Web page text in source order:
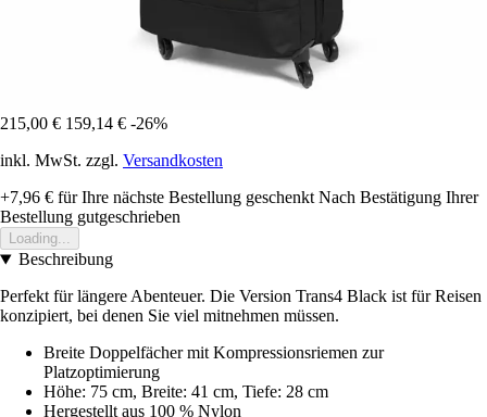
215,00 € 159,14 € -26%
inkl. MwSt. zzgl. Versandkosten
+7,96 € für Ihre nächste Bestellung geschenkt Nach Bestätigung Ihrer
Bestellung gutgeschrieben
Loading...
Beschreibung
Perfekt für längere Abenteuer. Die Version Trans4 Black ist für Reisen
konzipiert, bei denen Sie viel mitnehmen müssen.
Breite Doppelfächer mit Kompressionsriemen zur
Platzoptimierung
Höhe: 75 cm, Breite: 41 cm, Tiefe: 28 cm
Hergestellt aus 100 % Nylon